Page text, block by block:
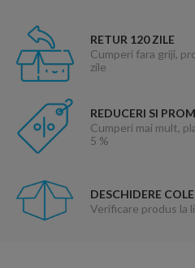
RETUR 120 ZILE
Cumperi fara griji,
zile
REDUCERI SI
Cumperi mai mult,
5 %
DESCHIDERE
Verificare produs la